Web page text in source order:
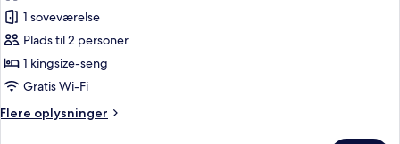
Værelse
-
1
kingsize-
-
1 soveværelse
Plads til 2 personer
1 kingsize-seng
Gratis Wi-Fi
Flere oplysninger
Flere